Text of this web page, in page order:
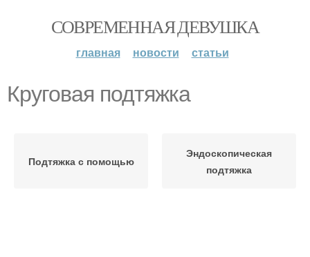
СОВРЕМЕННАЯ ДЕВУШКА
главная новости статьи
Круговая подтяжка
Подтяжка с помощью
Эндоскопическая
подтяжка